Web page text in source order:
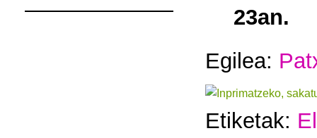
23an.
Egilea:
Etiketak: